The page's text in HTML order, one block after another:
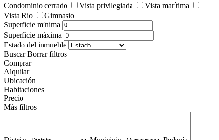
Condominio cerrado
Vista privilegiada
Vista marítima
Vista Rio
Gimnasio
Superficie mínima
Superficie máxima
Estado del inmueble
Buscar Borrar filtros
Comprar
Alquilar
Ubicación
Habitaciones
Precio
Más filtros